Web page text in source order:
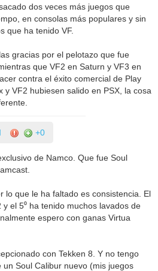
dos veces más juegos que
en consolas más populares y sin
que ha tenido VF.
gracias por el pelotazo que fue
que VF2 en Saturn y VF3 en
contra el éxito comercial de Play
y VF2 hubiesen salido en PSX, la cosa
+0
de Namco. Que fue Soul
lo que le ha faltado es consistencia. El
y el 5⁰ ha tenido muchos lavados de
espero con ganas Virtua
con Tekken 8. Y no tengo
un Soul Calibur nuevo (mis juegos